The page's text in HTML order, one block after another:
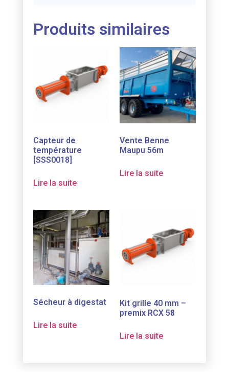
Produits similaires
Capteur de
température
[SSS0018]
Lire la suite
Vente Benne
Maupu 56m
Lire la suite
Sécheur à digestat
Lire la suite
Kit grille 40 mm –
premix RCX 58
Lire la suite